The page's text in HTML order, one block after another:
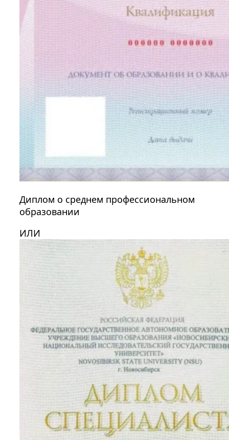
Диплом о среднем профессиональном
образовании
ИЛИ